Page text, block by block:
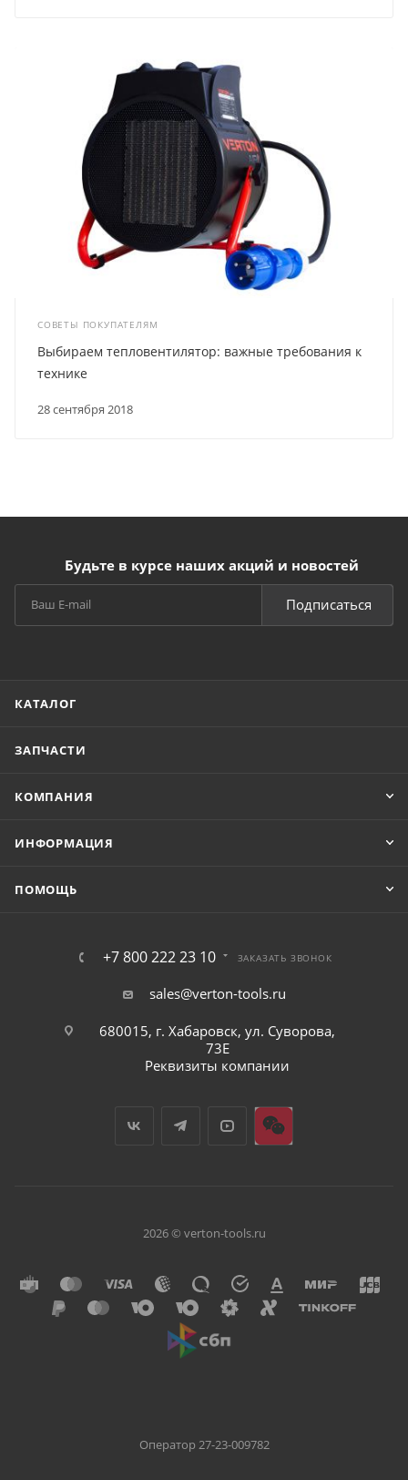
СОВЕТЫ ПОКУПАТЕЛЯМ
28 сентября 2018
Выбираем тепловентилятор: важные требования к
технике
Будьте в курсе наших акций и новостей
Подписаться
КАТАЛОГ
ЗАПЧАСТИ
КОМПАНИЯ
ИНФОРМАЦИЯ
ПОМОЩЬ
+7 800 222 23 10 ЗАКАЗАТЬ ЗВОНОК
sales@verton-tools.ru
680015, г. Хабаровск, ул. Суворова,
73Е
Реквизиты компании
2026 © verton-tools.ru
Оператор 27-23-009782